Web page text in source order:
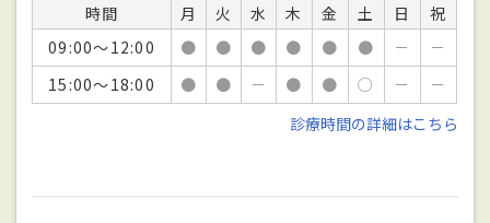
時間 月 火 水 木 金 土 日
祝
09:00～12:00
● ● ● ● ● ● －
－
15:00～18:00
● ● － ● ● ○ －
－
診療時間の詳細はこちら